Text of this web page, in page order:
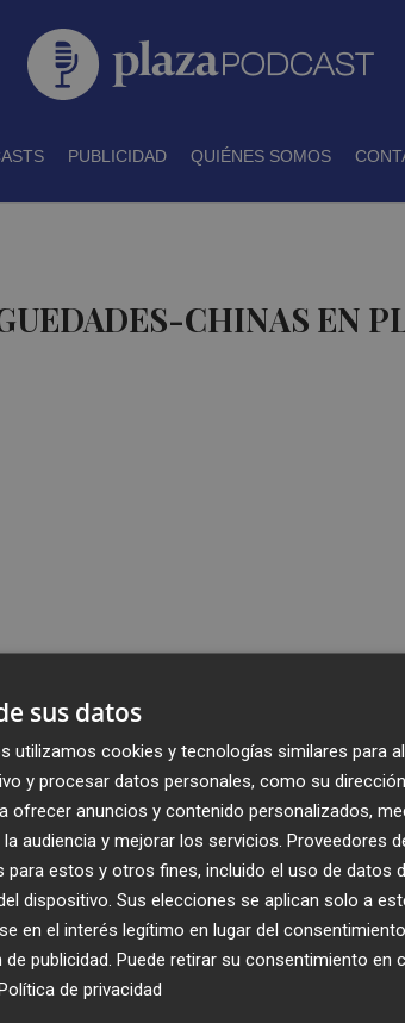
PUBLICIDAD QUIÉNES SOMOS
CHINAS EN
sus datos
utilizamos cookies y tecnologías similares para
y procesar datos personales, como su
ofrecer anuncios y contenido personalizados,
audiencia y mejorar los servicios. Proveedores
para estos y otros fines, incluido el uso de datos
dispositivo. Sus elecciones se aplican solo a
en el interés legítimo en lugar del
publicidad . Puede retirar su consentimiento en
de privacidad